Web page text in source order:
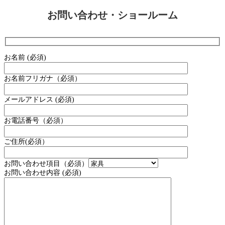
お問い合わせ・ショールーム
お名前 (必須)
お名前フリガナ（必須）
メールアドレス (必須)
お電話番号（必須）
ご住所(必須）
お問い合わせ項目（必須）
お問い合わせ内容 (必須)